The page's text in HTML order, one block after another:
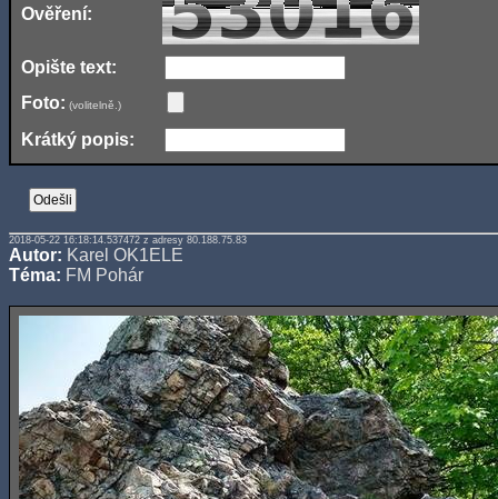
Ověření:
Opište text:
Foto: (volitelně.)
Krátký popis:
2018-05-22 16:18:14.537472 z adresy 80.188.75.83
Autor: Karel OK1ELE
Téma: FM Pohár